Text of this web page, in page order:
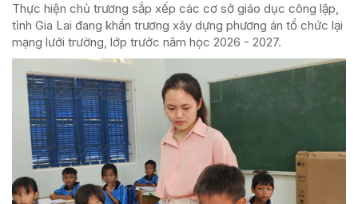
Thực hiện chủ trương sắp xếp các cơ sở giáo dục công lập,
tỉnh Gia Lai đang khẩn trương xây dựng phương án tổ chức lại
mạng lưới trường, lớp trước năm học 2026 - 2027.